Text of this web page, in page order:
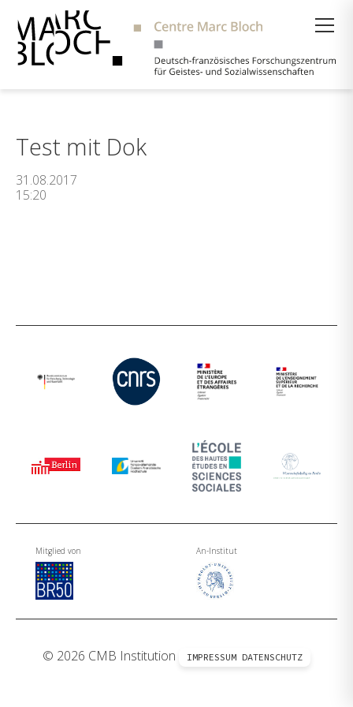
Test mit Dok
31.08.2017
15:20
Mitglied von An-Institut
© 2026 CMB Institution IMPRESSUM DATENSCHUTZ